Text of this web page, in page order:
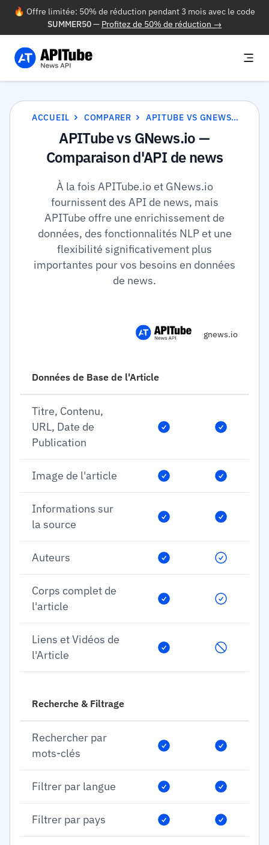
🔥 Offre limitée: 50% de réduction pendant 3 mois avec le code
SUMMER50— Profitez de 50% de réduction →
ACCUEIL COMPARER APITUBE VS GNEWS.IO
APITube vs GNews.io —
Comparaison d'API de news
À la fois APITube.io et GNews.io
fournissent des API de news, mais
APITube offre une enrichissement de
données, des fonctionnalités NLP et une
flexibilité significativement plus
importantes pour vos besoins en données
de news.
gnews.io
Données de Base de l'Article
Titre, Contenu,
URL, Date de
Publication
Image de l'article
Informations sur
la source
Auteurs
Corps complet de
l'article
Liens et Vidéos de
l'Article
Recherche & Filtrage
Rechercher par
mots-clés
Filtrer par langue
Filtrer par pays